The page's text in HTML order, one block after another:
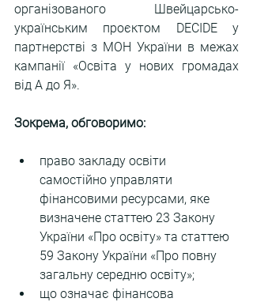
організованого Швейцарсько-
українським проєктом DECIDE у
партнерстві з МОН України в межах
кампанії «Освіта у нових громадах
від А до Я».
Зокрема, обговоримо:
право закладу освіти
самостійно управляти
фінансовими ресурсами, яке
визначене статтею 23 Закону
України «Про освіту» та статтею
59 Закону України «Про повну
загальну середню освіту»;
що означає фінансова